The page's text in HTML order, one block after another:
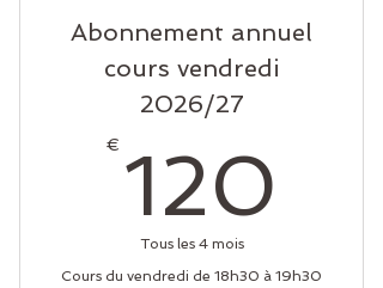
Abonnement annuel
cours vendredi
2026/27
€ 120
Tous les 4 mois
Cours du vendredi de 18h30 à 19h30